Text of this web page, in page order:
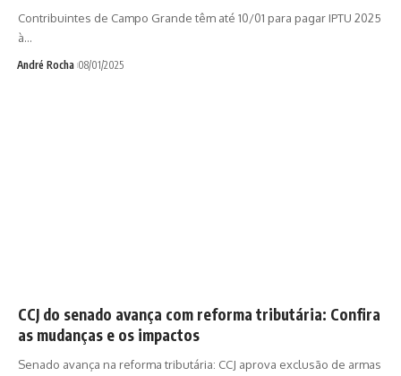
Contribuintes de Campo Grande têm até 10/01 para pagar IPTU 2025
à…
André Rocha 08/01/2025
CCJ do senado avança com reforma tributária: Confira
as mudanças e os impactos
Senado avança na reforma tributária: CCJ aprova exclusão de armas